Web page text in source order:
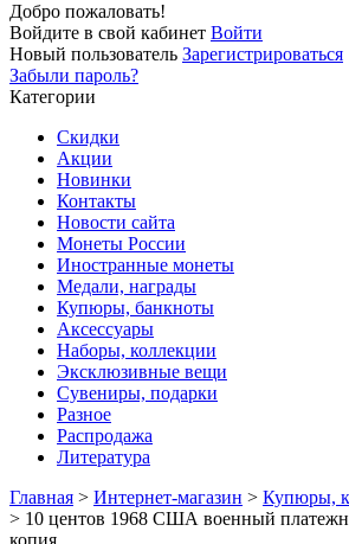
Добро пожаловать!
Войдите в свой кабинет Войти
Новый пользователь Зарегистрироваться
Забыли пароль?
Категории
Скидки
Акции
Новинки
Контакты
Новости сайта
Монеты России
Иностранные монеты
Медали, награды
Купюры, банкноты
Аксессуары
Наборы, коллекции
Эксклюзивные вещи
Сувениры, подарки
Разное
Распродажа
Литература
Главная > Интернет-магазин > Купюры,
> 10 центов 1968 США военный